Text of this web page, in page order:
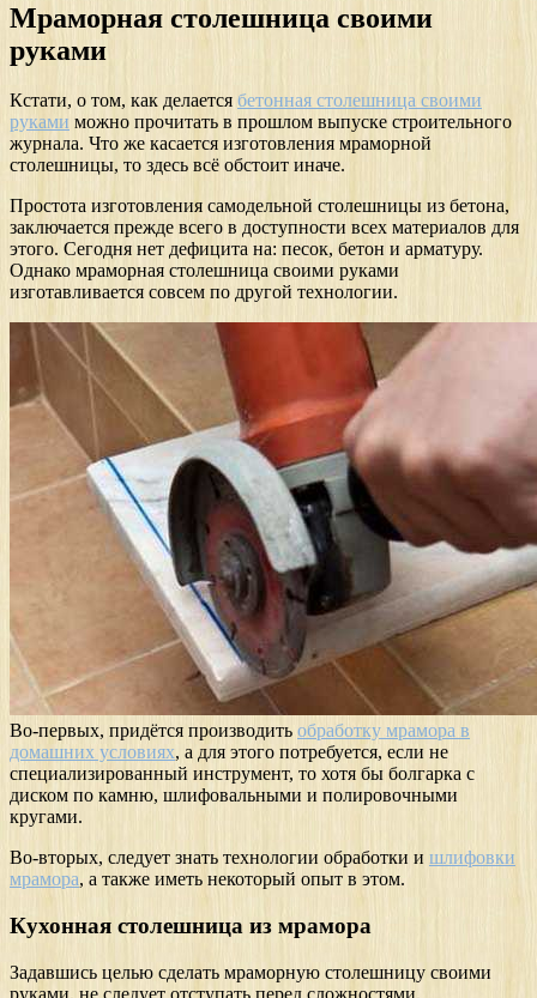
Мраморная столешница своими
руками
Кстати, о том, как делается бетонная столешница своими
руками можно прочитать в прошлом выпуске строительного
журнала. Что же касается изготовления мраморной
столешницы, то здесь всё обстоит иначе.
Простота изготовления самодельной столешницы из бетона,
заключается прежде всего в доступности всех материалов для
этого. Сегодня нет дефицита на: песок, бетон и арматуру.
Однако мраморная столешница своими руками
изготавливается совсем по другой технологии.
Во-первых, придётся производить обработку мрамора в
домашних условиях, а для этого потребуется, если не
специализированный инструмент, то хотя бы болгарка с
диском по камню, шлифовальными и полировочными
кругами.
Во-вторых, следует знать технологии обработки и шлифовки
мрамора, а также иметь некоторый опыт в этом.
Кухонная столешница из мрамора
Задавшись целью сделать мраморную столешницу своими
руками, не следует отступать перед сложностями.